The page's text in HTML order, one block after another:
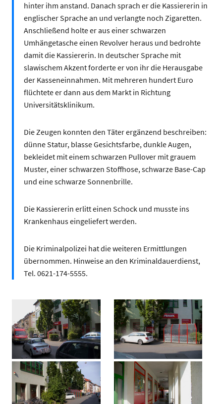
hinter ihm anstand. Danach sprach er die Kassiererin in
englischer Sprache an und verlangte noch Zigaretten.
Anschließend holte er aus einer schwarzen
Umhängetasche einen Revolver heraus und bedrohte
damit die Kassiererin. In deutscher Sprache mit
slawischem Akzent forderte er von ihr die Herausgabe
der Kasseneinnahmen. Mit mehreren hundert Euro
flüchtete er dann aus dem Markt in Richtung
Universitätsklinikum.
Die Zeugen konnten den Täter ergänzend beschreiben:
dünne Statur, blasse Gesichtsfarbe, dunkle Augen,
bekleidet mit einem schwarzen Pullover mit grauem
Muster, einer schwarzen Stoffhose, schwarze Base-Cap
und eine schwarze Sonnenbrille.
Die Kassiererin erlitt einen Schock und musste ins
Krankenhaus eingeliefert werden.
Die Kriminalpolizei hat die weiteren Ermittlungen
übernommen. Hinweise an den Kriminaldauerdienst,
Tel. 0621-174-5555.